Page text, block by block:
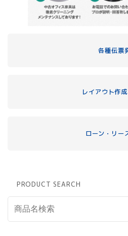
各種伝票
レイアウト作
ローン・リー
PRODUCT SEARCH